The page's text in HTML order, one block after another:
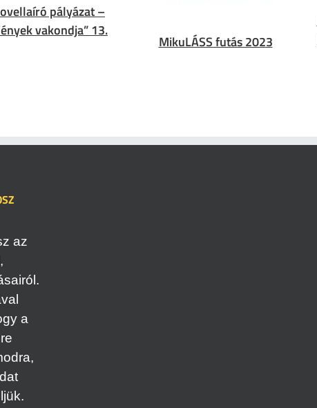
pályázat –
vakondja” 13.
MikuLÁSS futás 2023
az
a